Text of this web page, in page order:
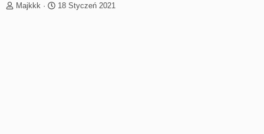
TMajkkk
R
18 Styczeń 2021